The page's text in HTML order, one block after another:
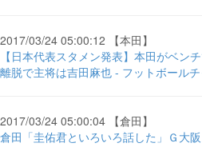
2017/03/24 05:00:12 【本田】
【日本代表スタメン発表】本田がベン
離脱で主将は吉田麻也 - フットボール
2017/03/24 05:00:04 【倉田】
倉田「圭佑君といろいろ話した」Ｇ大